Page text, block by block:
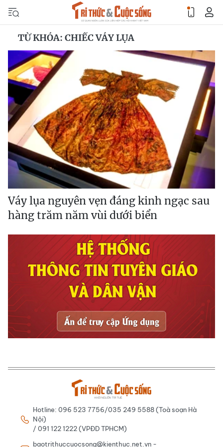
TỪ KHÓA: CHIẾC VÁY LỤA
Váy lụa nguyên vẹn đáng kinh ngạc sau
hàng trăm năm vùi dưới biển
Hotline: 096 523 7756/035 249 5588 (Toà soạn Hà
Nội)
/ 091 122 1222 (VPĐD TPHCM)
baotrithuccuocsong@kienthuc.net.vn -